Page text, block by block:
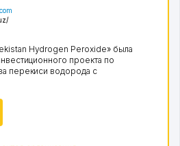
Hydrogen Peroxide» была
проекта по
перекиси водорода с